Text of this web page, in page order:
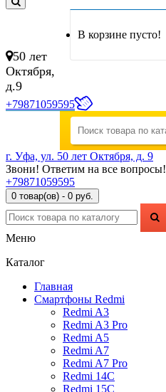
В корзине пусто!
50 лет
Октября,
д.9
+79871059595
г. Уфа, ул. 50 лет Октября, д. 9
Звони! Ответим на все вопросы!
+79871059595
0 товар(ов) - 0 руб.
Меню
Каталог
Главная
Смартфоны Redmi
Redmi A3
Redmi A3 Pro
Redmi A5
Redmi A7
Redmi A7 Pro
Redmi 14C
Redmi 15C